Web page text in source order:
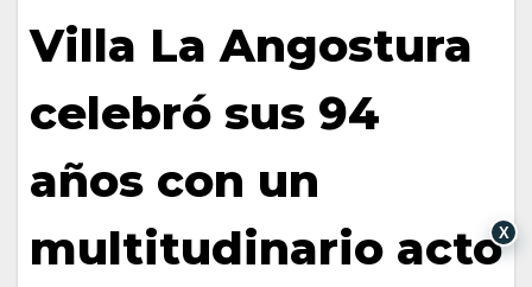
Villa La Angostura
celebró sus 94
años con un
multitudinario actoX